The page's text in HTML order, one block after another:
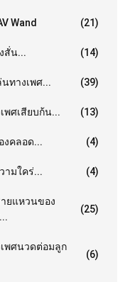
Wand (21)
สั่น... (14)
ทางเพศ... (39)
พศเสียบก้น... (13)
งคลอด... (4)
ามใคร่... (4)
ยแหวนของ
(25)
พศนวดต่อมลูก
(6)